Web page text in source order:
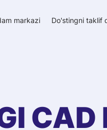
markazi Do'stingni taklif
CAD